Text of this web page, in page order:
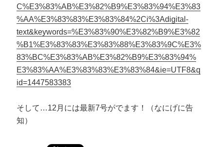
C%E3%83%AB%E3%82%B9%E3%83%94%E3%83
%AA%E3%83%83%E3%83%84%2Ci%3Adigital-
text&keywords=%E3%83%90%E3%82%B9%E3%82
%B1%E3%83%83%E3%83%88%E3%83%9C%E3%
83%BC%E3%83%AB%E3%82%B9%E3%83%94%
E3%83%AA%E3%83%83%E3%83%84&ie=UTF8&q
id=1447583383
そして…12月には最新7号がでます！（なにげに告
知）